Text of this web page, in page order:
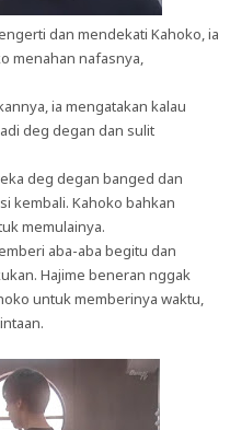
dan mendekati Kahoko, ia
menahan nafasnya,
ia mengatakan kalau
deg degan dan sulit
deg degan banged dan
kembali. Kahoko bahkan
memulainya.
aba-aba begitu dan
Hajime beneran nggak
untuk memberinya waktu,